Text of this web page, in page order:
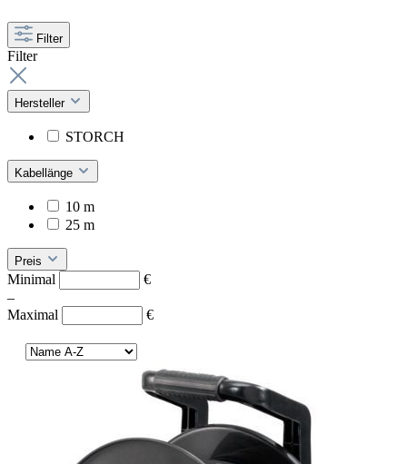
Filter
Filter
Hersteller
STORCH
Kabellänge
10 m
25 m
Preis
Minimal
€
–
Maximal
€